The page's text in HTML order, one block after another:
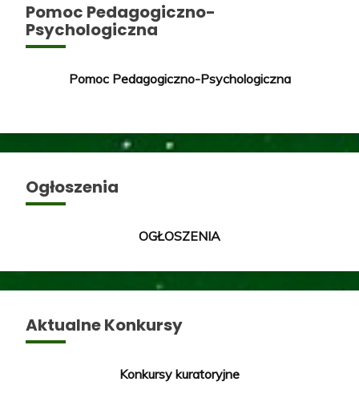
Pomoc Pedagogiczno-
Psychologiczna
Pomoc Pedagogiczno-Psychologiczna
Ogłoszenia
OGŁOSZENIA
Aktualne Konkursy
Konkursy kuratoryjne